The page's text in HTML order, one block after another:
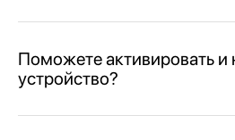
Поможете активировать и
устройство?